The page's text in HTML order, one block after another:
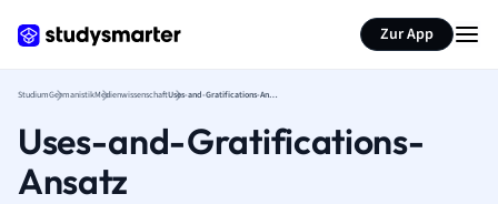
Zur App
StudiumGermanistikMedienwissenschaft Uses-and-Gratifications-Ansatz
Uses-and-Gratifications-
Ansatz